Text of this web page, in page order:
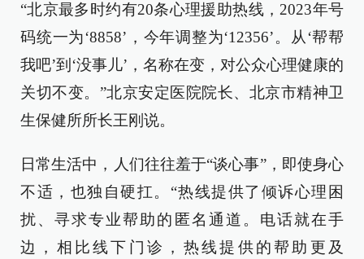
“北京最多时约有20条心理援助热线，2023年号
码统一为‘8858’，今年调整为‘12356’。从‘帮帮
我吧’到‘没事儿’，名称在变，对公众心理健康的
关切不变。”北京安定医院院长、北京市精神卫
生保健所所长王刚说。
日常生活中，人们往往羞于“谈心事”，即使身心
不适，也独自硬扛。“热线提供了倾诉心理困
扰、寻求专业帮助的匿名通道。电话就在手
边，相比线下门诊，热线提供的帮助更及